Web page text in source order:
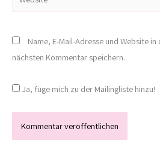
Name, E-Mail-Adresse und Website
nächsten Kommentar speichern.
Ja, füge mich zu der Mailingliste hinzu!